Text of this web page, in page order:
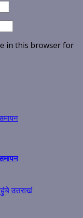
in this browser for
उत्तराखं